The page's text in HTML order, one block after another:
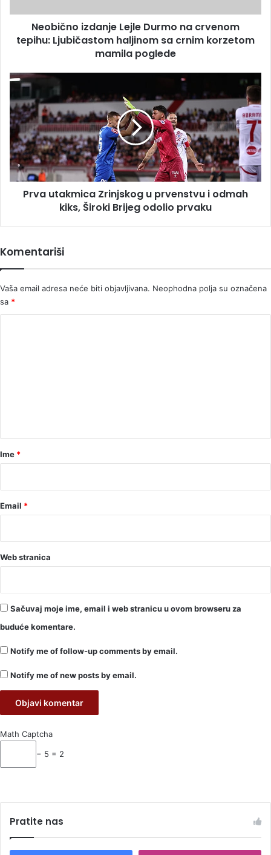
haljinom
crnim
poglede
Neobično izdanje Lejle Durmo na crvenom
tepihu: Ljubičastom haljinom sa crnim korzetom
mamila poglede
Prva
utakmica
Zrinjskog
u
prvenstvu
odmah
kiks,
Široki
BrijegPrva utakmica Zrinjskog u prvenstvu i odmah
kiks, Široki Brijeg odolio prvaku
Komentariši
Vaša email adresa neće biti objavljivana. Neophodna polja su označena
sa *
rIme *
Email *
Web stranica
Sačuvaj moje ime, email i web stranicu u ovom browseru za
buduće komentare.
Notify me of follow-up comments by email.
Notify me of new posts by email.
Math Captcha
− 5 = 2
Pratite nas